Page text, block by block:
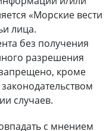
«Морские вести
лица.
без получения
разрешения
кроме
случаев.
с мнением